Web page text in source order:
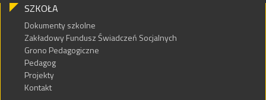
SZKOŁA
Dokumenty szkolne
Zakładowy Fundusz Świadczeń Socjalnych
Grono Pedagogiczne
Pedagog
Projekty
Kontakt